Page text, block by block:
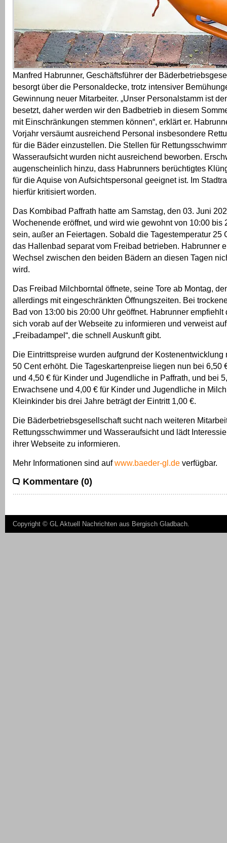
Manfred Habrunner, Geschäftsführer der
besorgt über die Personaldecke, trotz intensiver
Gewinnung neuer Mitarbeiter. „Unser Personalstamm ist
besetzt, daher werden wir den Badbetrieb in diesem
mit Einschränkungen stemmen können“, erklärt er.
Vorjahr versäumt ausreichend Personal insbesondere
für die Bäder einzustellen. Die Stellen für
Wasseraufsicht wurden nicht ausreichend beworben.
augenscheinlich hinzu, dass Habrunners berüchtigtes
für die Aquise von Aufsichtspersonal geeignet ist. Im
hierfür kritisiert worden.
Das Kombibad Paffrath hatte am Samstag, den 03. Juni
Wochenende eröffnet, und wird wie gewohnt von 10:00 bis
sein, außer an Feiertagen. Sobald die Tagestemperatur 25
das Hallenbad separat vom Freibad betrieben. Habrunner
Wechsel zwischen den beiden Bädern an diesen Tagen
wird.
Das Freibad Milchborntal öffnete, seine Tore ab Montag,
allerdings mit eingeschränkten Öffnungszeiten. Bei
Bad von 13:00 bis 20:00 Uhr geöffnet. Habrunner empfiehlt
sich vorab auf der Webseite zu informieren und verweist
„Freibadampel“, die schnell Auskunft gibt.
Die Eintrittspreise wurden aufgrund der Kostenentwicklung
50 Cent erhöht. Die Tageskartenpreise liegen nun bei 6,50
und 4,50 € für Kinder und Jugendliche in Paffrath, und bei
Erwachsene und 4,00 € für Kinder und Jugendliche in
Kleinkinder bis drei Jahre beträgt der Eintritt 1,00 €.
Die Bäderbetriebsgesellschaft sucht nach weiteren
Rettungsschwimmer und Wasseraufsicht und lädt
ihrer Webseite zu informieren.
Mehr Informationen sind aufwww.baeder-gl.de verfügbar.
Kommentare (0)
Copyright © GL Aktuell Nachrichten aus Bergisch Gladbach.